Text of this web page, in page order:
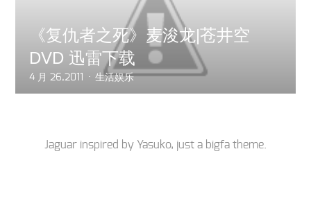
《复仇者之死》麦浚龙|苍井空
DVD 迅雷下载
4 月 26,2011 生活娱乐
Jaguar inspired by Yasuko, just a bigfa theme.